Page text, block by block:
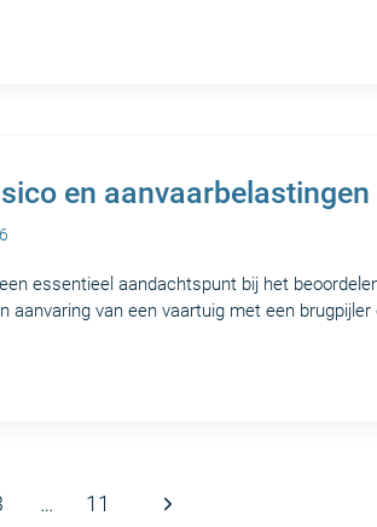
en
essentieel aandachtspunt bij het
aanvaring van een vaartuig met een brugpijler
… 11
Volgende